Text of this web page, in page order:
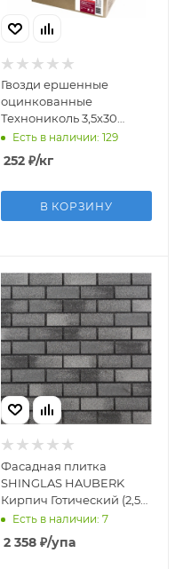
Гвозди ершенные
оцинкованные
Технониколь 3,5x30
(уп.5кг)
Есть в наличии: 129
252₽/кг
В КОРЗИНУ
Фасадная плитка
SHINGLAS HAUBERK
Кирпич Готический (2,5
м2/уп)
Есть в наличии: 7
2 358₽/упа